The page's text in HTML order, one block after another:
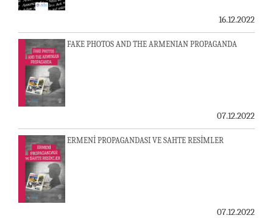
16.12.2022
FAKE PHOTOS AND THE ARMENIAN PROPAGANDA
07.12.2022
ERMENİ PROPAGANDASI VE SAHTE RESİMLER
07.12.2022